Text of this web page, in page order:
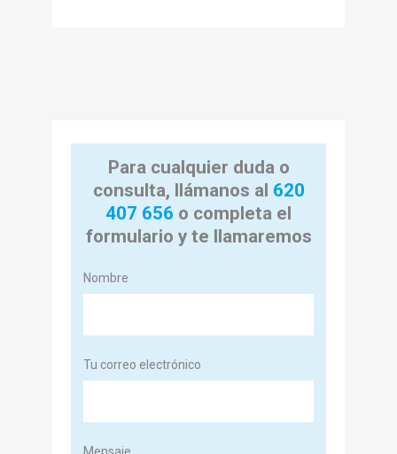
Para cualquier duda o
consulta, llámanos al 620
407 656 o completa el
formulario y te llamaremos
Nombre
Tu correo electrónico